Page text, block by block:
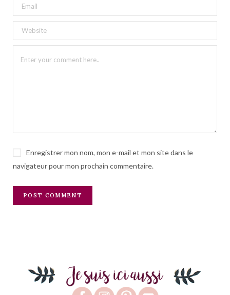
Enregistrer mon nom, mon e-mail et mon site dans le
navigateur pour mon prochain commentaire.